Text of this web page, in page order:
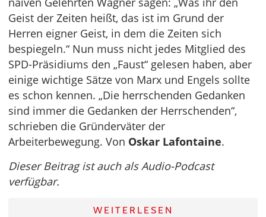
Geist der Zeiten heißt, das ist im Grund der
Herren eigner Geist, in dem die Zeiten sich
bespiegeln.“ Nun muss nicht jedes Mitglied des
SPD-Präsidiums den „Faust“ gelesen haben, aber
einige wichtige Sätze von Marx und Engels sollte
es schon kennen. „Die herrschenden Gedanken
sind immer die Gedanken der Herrschenden“,
schrieben die Gründerväter der
Arbeiterbewegung. Von Oskar Lafontaine.
Dieser Beitrag ist auch als Audio-Podcast
verfügbar.
WEITERLESEN